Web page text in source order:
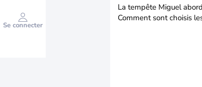
Se connecter
La tempête Miguel
Comment sont choisis